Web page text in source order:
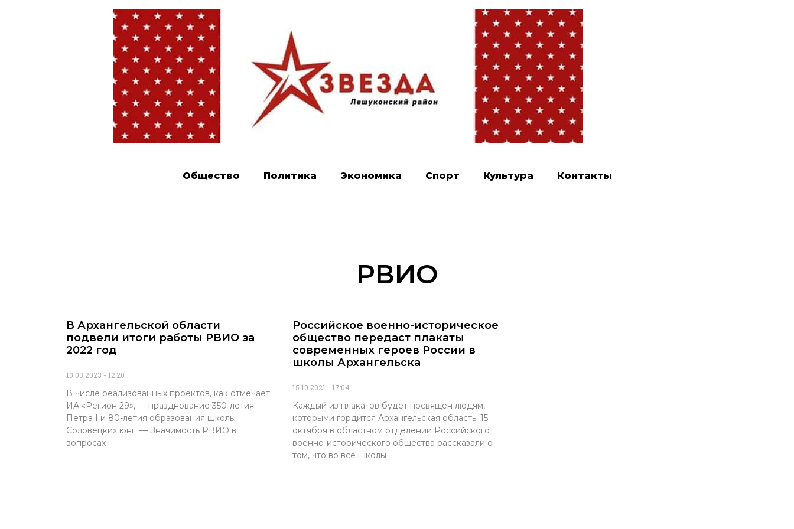
Общество Политика Экономика Спорт Культура Контакты
РВИО
В Архангельской области
подвели итоги работы РВИО за
2022 год
10.03.2023 12:20
В числе реализованных проектов, как отмечает
ИА «Регион 29», — празднование 350-летия
Петра I и 80-летия образования школы
Соловецких юнг. — Значимость РВИО в
вопросах
Российское военно-историческое
общество передаст плакаты
современных героев России в
школы Архангельска
15.10.2021 17:04
Каждый из плакатов будет посвящен людям,
которыми гордится Архангельская область. 15
октября в областном отделении Российского
военно-исторического общества рассказали о
том, что во все школы